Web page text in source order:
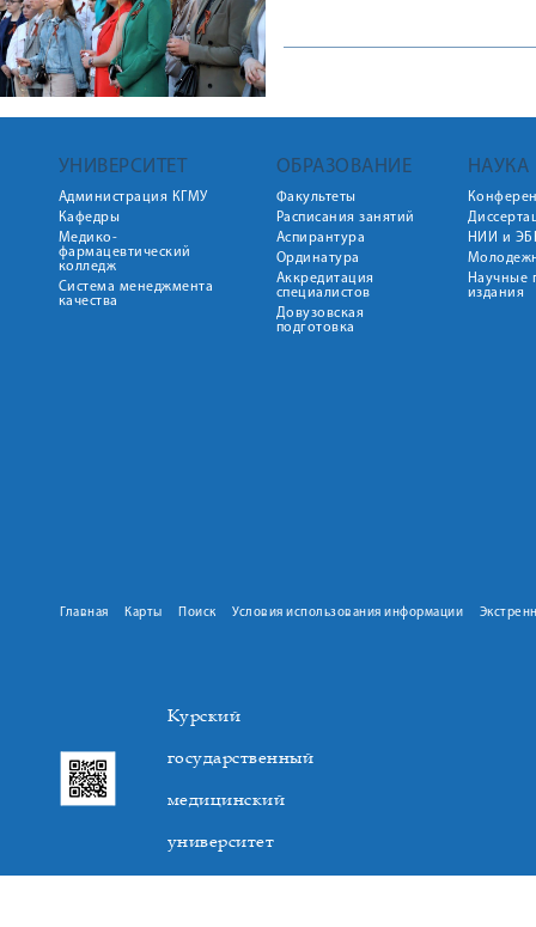
УНИВЕРСИТЕТ
Администрация КГМУ
Кафедры
Медико-
фармацевтический
колледж
Система менеджмента
качества
ОБРАЗОВАНИЕ
Факультеты
Расписания занятий
Аспирантура
Ординатура
Аккредитация
специалистов
Довузовская
подготовка
НАУКА
НИИ и
Научные
издания
Главная Карты Поиск Условия использования информации
Курский
государственный
медицинский
университет